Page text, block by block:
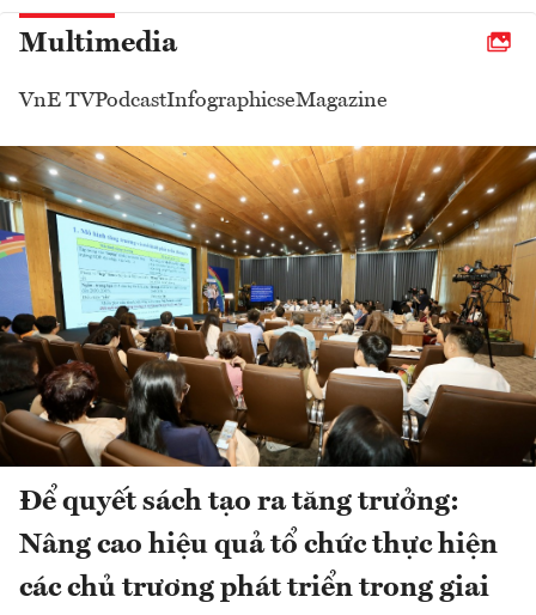
Multimedia
VnE TVPodcastInfographicseMagazine
Để quyết sách tạo ra tăng trưởng:
Nâng cao hiệu quả tổ chức thực hiện
các chủ trương phát triển trong giai